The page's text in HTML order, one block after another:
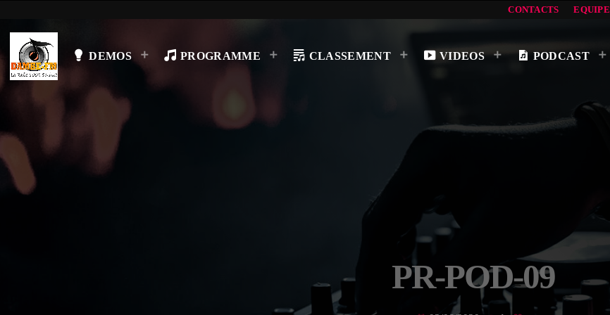
CONTACTS EQUIPE
DEMOS PROGRAMME CLASSEMENT VIDEOS PODCAST
PR-POD-09